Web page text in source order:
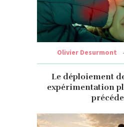
Olivier Desurmont
Le déploiement
expérimentation